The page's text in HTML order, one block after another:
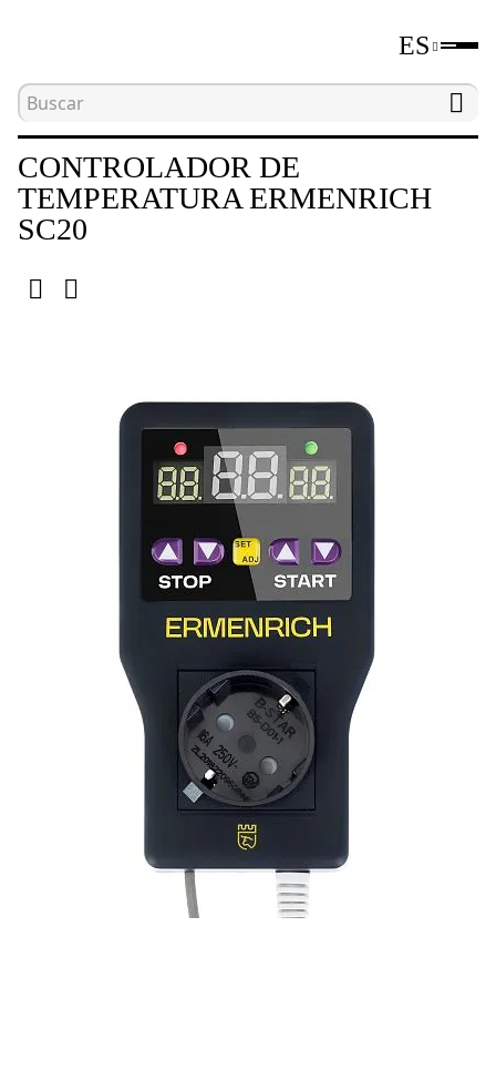
ES
Inicio Medidores de parámetros
CONTROLADOR DE
TEMPERATURA ERMENRICH
SC20